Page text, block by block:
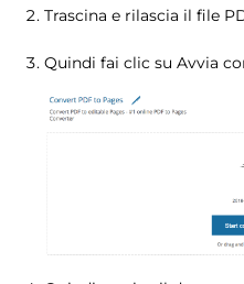
Trascina e rilascia il file
Quindi fai clic su Avvia